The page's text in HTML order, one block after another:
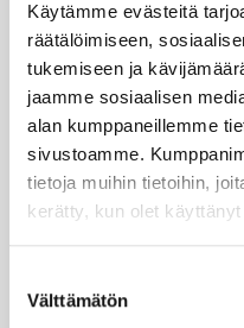
Käytämme evästeitä
räätälöimiseen,
tukemiseen ja
jaamme sosiaalisen
alan kumppaneillemme
sivustoamme.
tietoja muihin tietoihin,
kerätty, kun olet
valinta
Välttämätön
TILAA
Läm­möl­lä on